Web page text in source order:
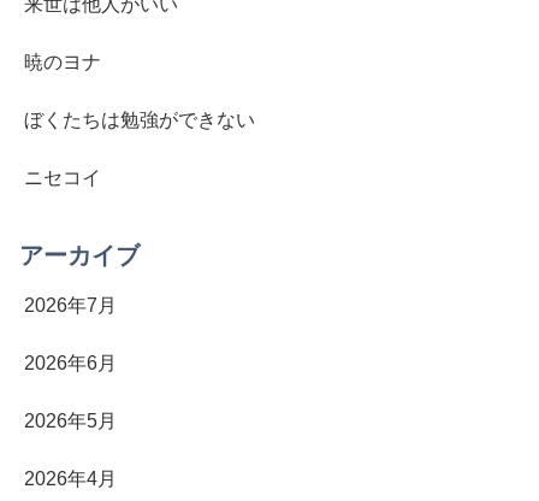
来世は他人がいい
暁のヨナ
ぼくたちは勉強ができない
ニセコイ
アーカイブ
2026年7月
2026年6月
2026年5月
2026年4月